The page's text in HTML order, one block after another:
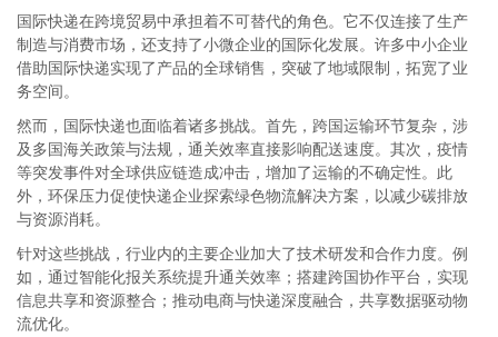
国际快递在跨境贸易中承担着不可替代的角色。它不仅连接了生产
制造与消费市场，还支持了小微企业的国际化发展。许多中小企业
借助国际快递实现了产品的全球销售，突破了地域限制，拓宽了业
务空间。
然而，国际快递也面临着诸多挑战。首先，跨国运输环节复杂，涉
及多国海关政策与法规，通关效率直接影响配送速度。其次，疫情
等突发事件对全球供应链造成冲击，增加了运输的不确定性。此
外，环保压力促使快递企业探索绿色物流解决方案，以减少碳排放
与资源消耗。
针对这些挑战，行业内的主要企业加大了技术研发和合作力度。例
如，通过智能化报关系统提升通关效率；搭建跨国协作平台，实现
信息共享和资源整合；推动电商与快递深度融合，共享数据驱动物
流优化。